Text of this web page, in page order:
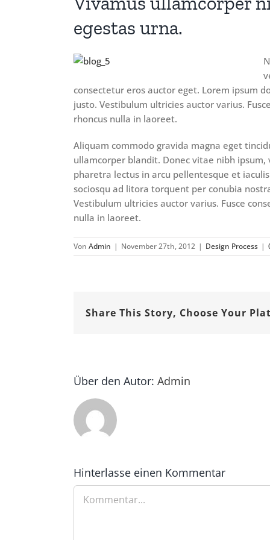
egestas urna.
consectetur eros auctor eget. Lorem ipsum
justo. Vestibulum ultricies auctor varius.
rhoncus nulla in laoreet.
Aliquam commodo gravida magna eget
ullamcorper blandit. Donec vitae nibh
pharetra lectus in arcu pellentesque et
sociosqu ad litora torquent per conubia
Vestibulum ultricies auctor varius. Fusce
nulla in laoreet.
Von Admin | November 27th, 2012 | Design Process |
Share This Story, Choose Your
Über den Autor: Admin
Hinterlasse einen Kommentar